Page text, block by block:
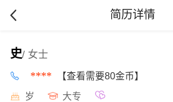
简历详情
史/ 女士
**** 【查看需要80金币】
岁 大专